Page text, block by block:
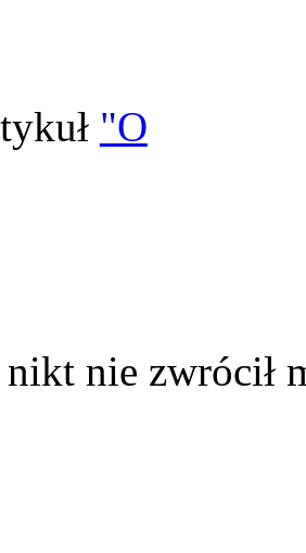
"O
nikt nie zwrócił